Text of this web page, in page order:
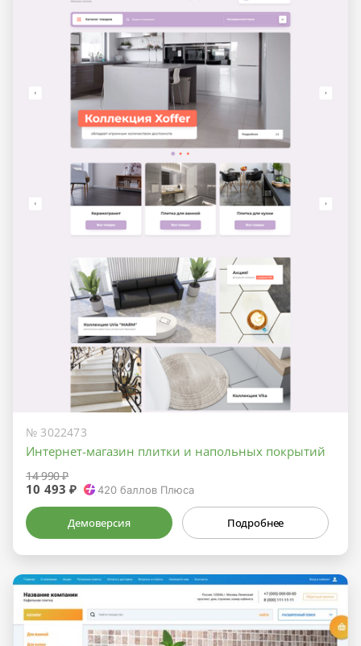
№ 3022473
Интернет-магазин плитки и напольных покрытий
14 990 ₽
10 493 ₽ 420баллов Плюса
Демоверсия Подробнее